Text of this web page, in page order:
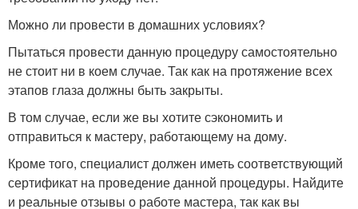
Можно ли провести в домашних условиях?
Пытаться провести данную процедуру самостоятельно
не стоит ни в коем случае. Так как на протяжение всех
этапов глаза должны быть закрыты.
В том случае, если же вы хотите сэкономить и
отправиться к мастеру, работающему на дому.
Кроме того, специалист должен иметь соответствующий
сертификат на проведение данной процедуры. Найдите
и реальные отзывы о работе мастера, так как вы